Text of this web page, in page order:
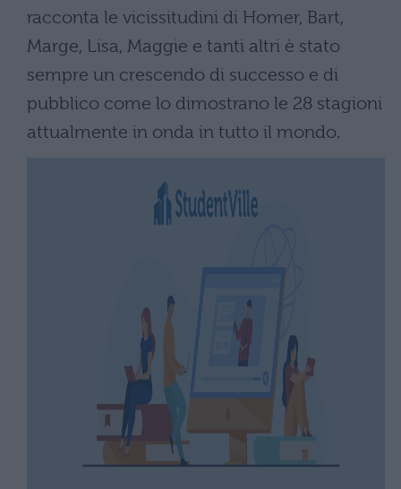
racconta le vicissitudini di Homer, Bart,
Marge, Lisa, Maggie e tanti altri è stato
sempre un crescendo di successo e di
pubblico come lo dimostrano le 28 stagioni
attualmente in onda in tutto il mondo.